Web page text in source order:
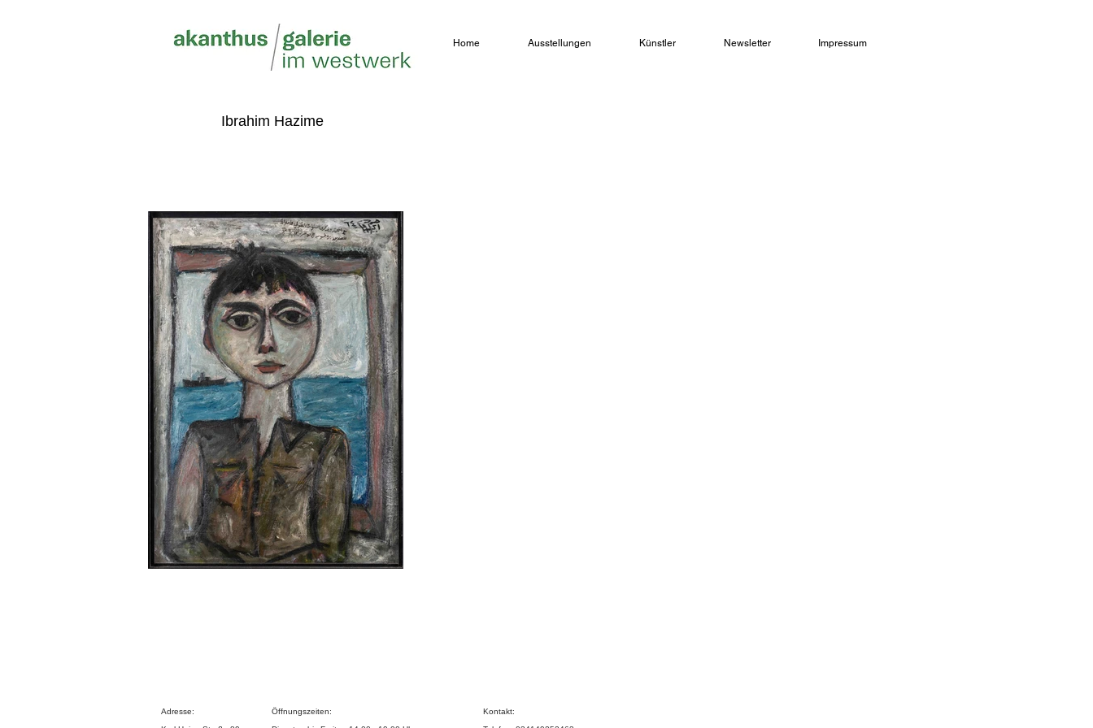
Home Ausstellungen Künstler Newsletter Impressum
Ibrahim Hazime
Adresse:
Öffnungszeiten:
Kontakt: